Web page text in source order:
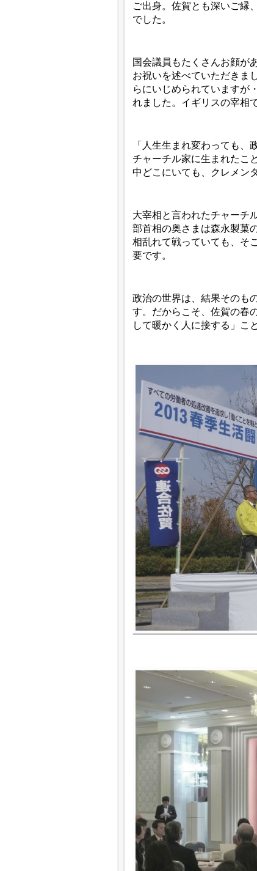
ご出身。佐賀とも深いご縁
でした。
国会議員もたくさんお顔が
お祝いを述べていただきま
らにいじめられていますが
れました。イギリスの宰相
「人生生まれ変わっても、
チャーチル家に生まれたこ
中どこにいても、クレメン
大宰相と言われたチャーチ
部首相の奥さまは森永製菓
相乱れて戦っていても、そ
要です。
政治の世界は、結果そのも
す。だからこそ、佐賀の春
して暖かく人に接する」こ